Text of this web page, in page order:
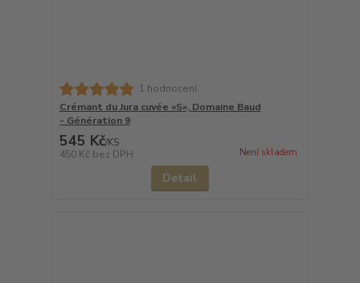
1 hodnocení
Crémant du Jura cuvée «S», Domaine Baud
- Génération 9
545 Kč/KS
450 Kč bez DPH Není skladem
Detail